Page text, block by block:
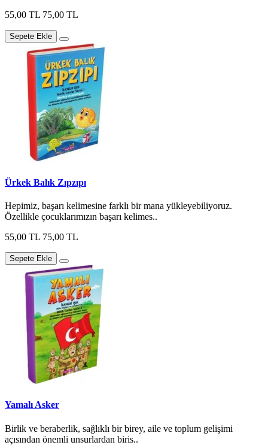
55,00 TL 75,00 TL
Sepete Ekle
Ürkek Balık Zıpzıpı
Hepimiz, başarı kelimesine farklı bir mana yükleyebiliyoruz.
Özellikle çocuklarımızın başarı kelimes..
55,00 TL 75,00 TL
Sepete Ekle
Yamalı Asker
Birlik ve beraberlik, sağlıklı bir birey, aile ve toplum gelişimi
açısından önemli unsurlardan biris..